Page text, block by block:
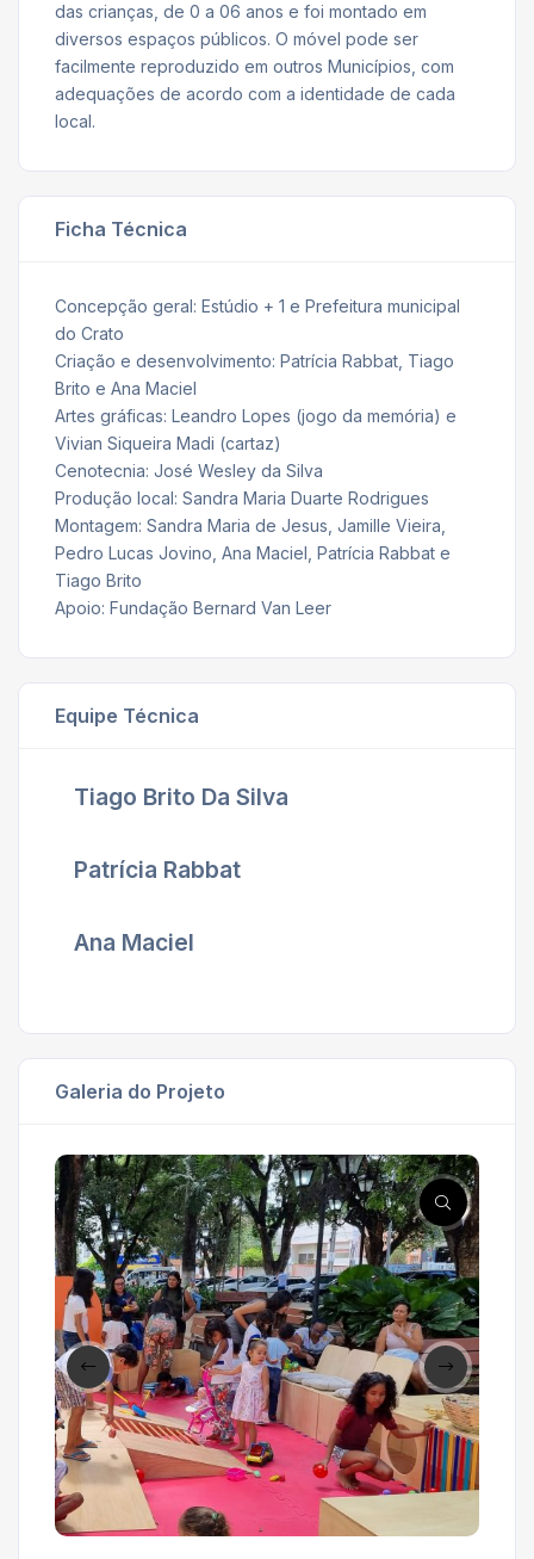
das crianças, de 0 a 06 anos e foi montado em
diversos espaços públicos. O móvel pode ser
facilmente reproduzido em outros Municípios, com
adequações de acordo com a identidade de cada
local.
Ficha Técnica
Concepção geral: Estúdio + 1 e Prefeitura municipal
do Crato
Criação e desenvolvimento: Patrícia Rabbat, Tiago
Brito e Ana Maciel
Artes gráficas: Leandro Lopes (jogo da memória) e
Vivian Siqueira Madi (cartaz)
Cenotecnia: José Wesley da Silva
Produção local: Sandra Maria Duarte Rodrigues
Montagem: Sandra Maria de Jesus, Jamille Vieira,
Pedro Lucas Jovino, Ana Maciel, Patrícia Rabbat e
Tiago Brito
Apoio: Fundação Bernard Van Leer
Equipe Técnica
Tiago Brito Da Silva
Patrícia Rabbat
Ana Maciel
Galeria do Projeto